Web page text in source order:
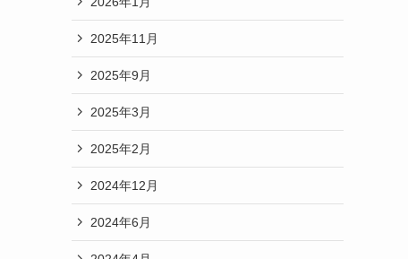
2025年11月
2025年9月
2025年3月
2025年2月
2024年12月
2024年6月